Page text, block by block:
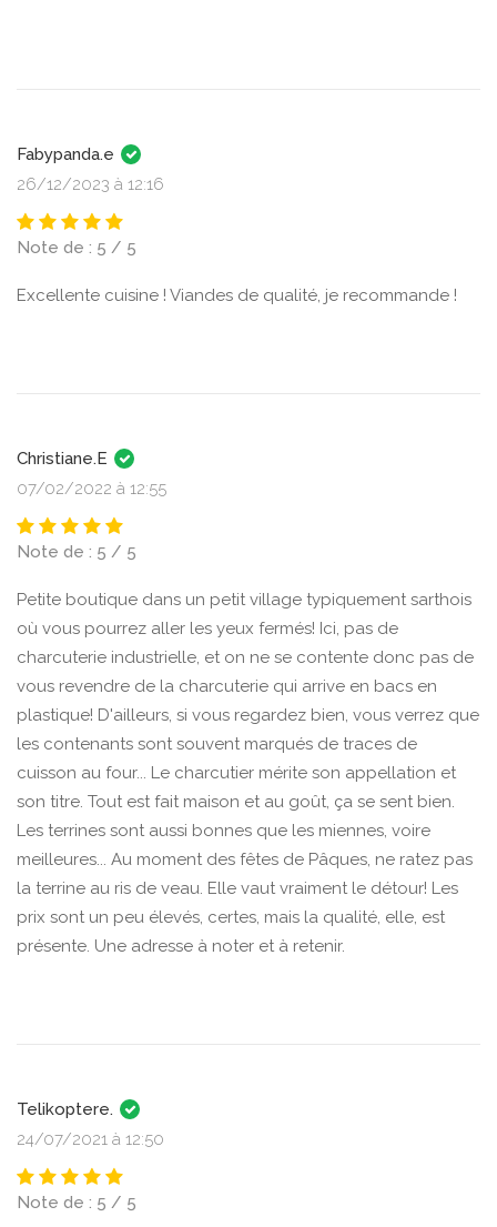
Fabypanda.e
26/12/2023 à 12:16
Note de : 5 / 5
Excellente cuisine ! Viandes de qualité, je recommande !
Christiane.E
07/02/2022 à 12:55
Note de : 5 / 5
Petite boutique dans un petit village typiquement sarthois
où vous pourrez aller les yeux fermés! Ici, pas de
charcuterie industrielle, et on ne se contente donc pas de
vous revendre de la charcuterie qui arrive en bacs en
plastique! D'ailleurs, si vous regardez bien, vous verrez que
les contenants sont souvent marqués de traces de
cuisson au four... Le charcutier mérite son appellation et
son titre. Tout est fait maison et au goût, ça se sent bien.
Les terrines sont aussi bonnes que les miennes, voire
meilleures... Au moment des fêtes de Pâques, ne ratez pas
la terrine au ris de veau. Elle vaut vraiment le détour! Les
prix sont un peu élevés, certes, mais la qualité, elle, est
présente. Une adresse à noter et à retenir.
Telikoptere.
24/07/2021 à 12:50
Note de : 5 / 5